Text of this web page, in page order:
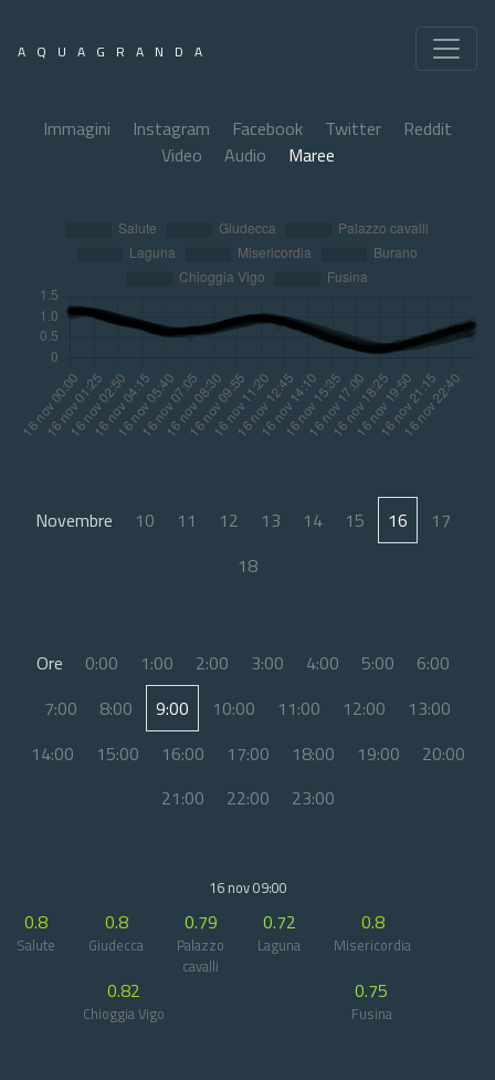
AQUAGRANDA
Immagini Instagram Facebook Twitter
Reddit
Video
Audio Maree
Novembre 10 11 12 13 14 15 16
17
18
Ore 0:00 1:00 2:00 3:00 4:00 5:00
6:00
7:00
8:00 9:00 10:00 11:00 12:00
13:00
14:00
15:00 16:00 17:00 18:00 19:00
20:00
21:00
22:00 23:00
16 nov 09:00
0.8
Salute
0.8
Giudecca
0.79
Palazzo
cavalli
0.72
Laguna
0.8
Misericordia
0.82
Chioggia Vigo
0.75
Fusina